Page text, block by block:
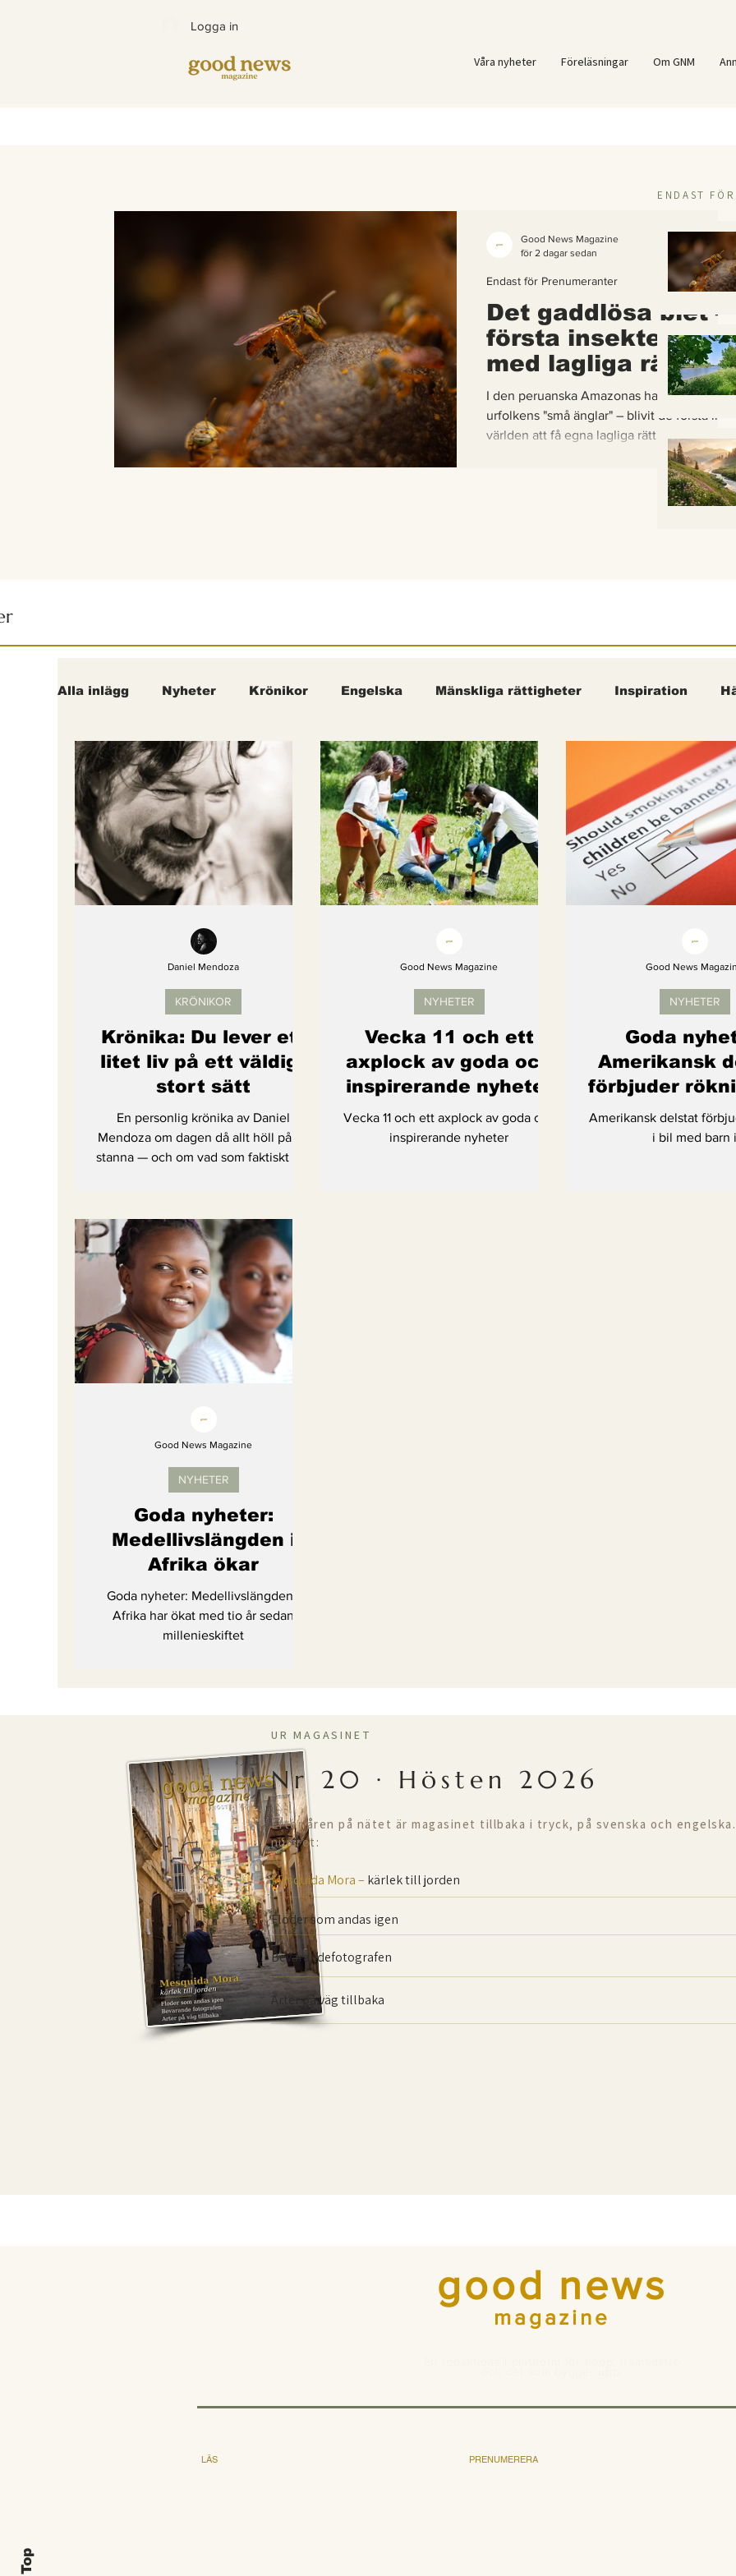
Logga in
Våra nyheter Föreläsningar Om GNM
Det gaddlösa biet –
första insekten i
med lagliga
I den peruanska Amazonas har de gaddlösa
urfolkens "små änglar" – blivit de första
världen att få egna lagliga rättigheter. En
om hur vetenskap, urfolkskunskap och
samman för att skydda regnskogens minsta
Endast för Prenumeranter
Good News Magazine
för 2 dagar sedan
ENDAST
Alla inlägg Nyheter Krönikor Engelska Mänskliga rättigheter Inspiration
Bättre värld Djurens rättigheter Kvinnors rättigheter Förnybar
fredligare värld Kände du till.... Erbjudanden Videoklipp Framsteg Arter
Endast för Prenumeranter
Krönika: Du lever ett
litet liv på ett väldigt
stort sätt
En personlig krönika av Daniel
Mendoza om dagen då allt höll på att
stanna — och om vad som faktiskt gör
KRÖNIKOR
Daniel Mendoza
Vecka 11 och ett
axplock av goda och
inspirerande nyheter
Vecka 11 och ett axplock av goda och
inspirerande nyheter
NYHETER
Good News Magazine
Goda
Amerikansk
förbjuder
med
Amerikansk delstat
i bil med barn i
NYHETER
Good News
Goda nyheter:
Medellivslängden i
Afrika ökar
Goda nyheter: Medellivslängden i
Afrika har ökat med tio år sedan
millenieskiftet
NYHETER
Good News Magazine
UR MAGASINET
Nr 20 · Hösten 2026
Efter åren på nätet är magasinet tillbaka i tryck, på svenska och
numret:
Mesquida Mora – kärlek till jorden
Floder som andas igen
Bevarande­fotografen
Arter på väg tillbaka
good news
magazine
LÄS PRENUMERERA